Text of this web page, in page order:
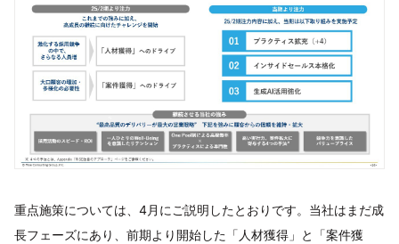
重点施策については、4月にご説明したとおりです。当社はまだ成
長フェーズにあり、前期より開始した「人材獲得」と「案件獲